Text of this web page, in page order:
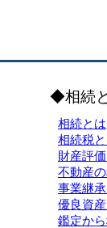
◆相続
相続とは
相続税
財産評
不動産
事業継
優良資
鑑定か